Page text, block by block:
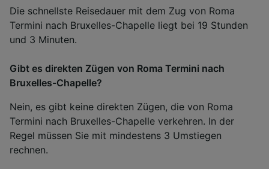
Die schnellste Reisedauer mit dem Zug von Roma
Termini nach Bruxelles-Chapelle liegt bei 19 Stunden
und 3 Minuten.
Gibt es direkten Zügen von Roma Termini nach
Bruxelles-Chapelle?
Nein, es gibt keine direkten Zügen, die von Roma
Termini nach Bruxelles-Chapelle verkehren. In der
Regel müssen Sie mit mindestens 3 Umstiegen
rechnen.